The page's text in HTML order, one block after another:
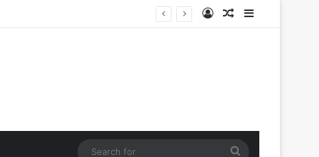
Log InRandom Article
Sidebar